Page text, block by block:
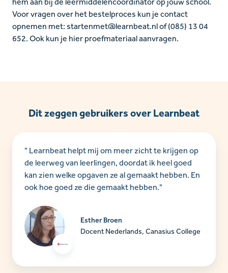
hem aan bij de leermiddelencoördinator op jouw school.
Voor vragen over het bestelproces kun je contact
opnemen met: startenmet@learnbeat.nl of (085) 13 04
652. Ook kun je hier proefmateriaal aanvragen.
Dit zeggen gebruikers over Learnbeat
" Learnbeat helpt mij om meer zicht te krijgen op
de leerweg van leerlingen, doordat ik heel goed
kan zien welke opgaven ze al gemaakt hebben. En
ook hoe goed ze die gemaakt hebben."
Esther Broen
Docent Nederlands, Canasius College